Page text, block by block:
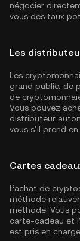
négocier
vous des taux
Les
Les
grand public, de
de
Vous pouvez
distributeur
vous s'il prend
Cartes
L’achat de
méthode
méthode. Vous
carte-cadeau et
est pris en charge.